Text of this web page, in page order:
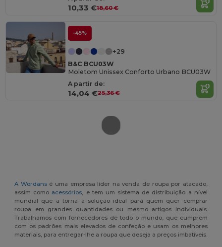
10,33 €18,60 €
-45%
+29
B&C BCU03W
Moletom Unissex Conforto Urbano BCU03W
A partir de:
14,04 €25,36 €
A Wordansé uma empresa líder na venda de roupa por atacado,
assim como acessórios, e tem um sistema de distribuição a nível
mundial que a torna a solução ideal para quem quer comprar
roupa em grandes quantidades ou mesmo artigos individuais.
Trabalhamos com fornecedores de todo o mundo, que cumprem
com os padrões mais elevados de confeção e usam os melhores
materiais, para entregar-lhe a roupa que deseja a preços imbatíveis.